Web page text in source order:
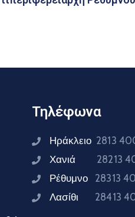
Τηλέφωνα
Ηράκλειο 2813
Χανιά 28213
Ρέθυμνο 28313
Λασίθι 28413